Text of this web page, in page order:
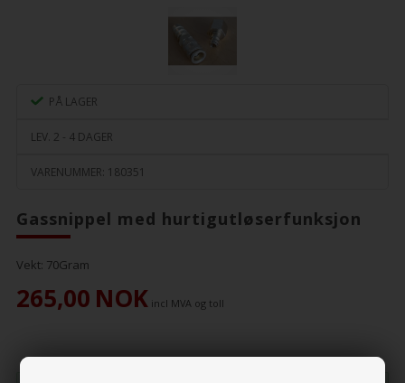
PÅ LAGER
LEV. 2 - 4 DAGER
VARENUMMER: 180351
Gassnippel med hurtigutløserfunksjon
Vekt: 70Gram
265,00 NOK incl MVA og toll